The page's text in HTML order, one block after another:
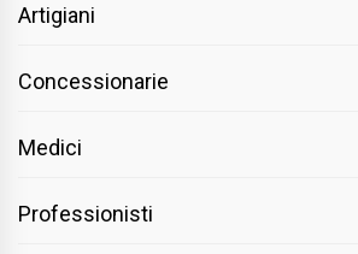
Artigiani
Concessionarie
Medici
Professionisti